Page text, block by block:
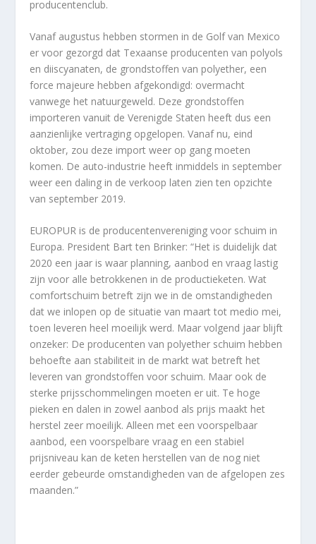
producentenclub.
Vanaf augustus hebben stormen in de Golf van Mexico
er voor gezorgd dat Texaanse producenten van polyols
en diiscyanaten, de grondstoffen van polyether, een
force majeure hebben afgekondigd: overmacht
vanwege het natuurgeweld. Deze grondstoffen
importeren vanuit de Verenigde Staten heeft dus een
aanzienlijke vertraging opgelopen. Vanaf nu, eind
oktober, zou deze import weer op gang moeten
komen. De auto-industrie heeft inmiddels in september
weer een daling in de verkoop laten zien ten opzichte
van september 2019.
EUROPUR is de producentenvereniging voor schuim in
Europa. President Bart ten Brinker: “Het is duidelijk dat
2020 een jaar is waar planning, aanbod en vraag lastig
zijn voor alle betrokkenen in de productieketen. Wat
comfortschuim betreft zijn we in de omstandigheden
dat we inlopen op de situatie van maart tot medio mei,
toen leveren heel moeilijk werd. Maar volgend jaar blijft
onzeker: De producenten van polyether schuim hebben
behoefte aan stabiliteit in de markt wat betreft het
leveren van grondstoffen voor schuim. Maar ook de
sterke prijsschommelingen moeten er uit. Te hoge
pieken en dalen in zowel aanbod als prijs maakt het
herstel zeer moeilijk. Alleen met een voorspelbaar
aanbod, een voorspelbare vraag en een stabiel
prijsniveau kan de keten herstellen van de nog niet
eerder gebeurde omstandigheden van de afgelopen zes
maanden.”